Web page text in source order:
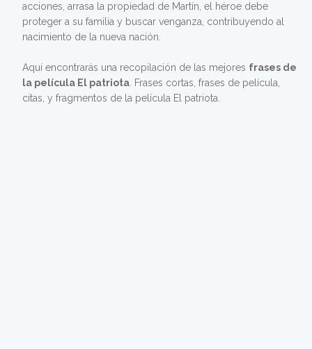
acciones, arrasa la propiedad de Martín, el héroe debe
proteger a su familia y buscar venganza, contribuyendo al
nacimiento de la nueva nación.
Aquí encontrarás una recopilación de las mejores frases de
la película El patriota . Frases cortas, frases de película,
citas, y fragmentos de la película El patriota.